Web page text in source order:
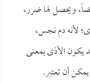
ويحصل لها ضرر،
لأنه دم نجس،
يكون الأذى بمعنى
أن تعتبر.